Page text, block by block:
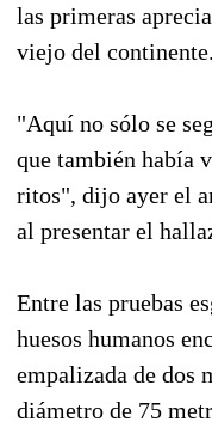
las primeras
viejo del continente.
"Aquí no sólo se
que también había
ritos", dijo ayer el
al presentar el
Entre las pruebas
huesos humanos
empalizada de dos
diámetro de 75